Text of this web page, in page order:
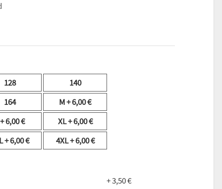
128
140
164 M+ 6,00 €
+ 6,00 € XL+ 6,00 €
+ 6,00 € 4XL+ 6,00 €
+ 3,50 €